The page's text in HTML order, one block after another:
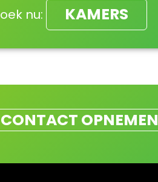
nu: KAMERS
OPNEMEN